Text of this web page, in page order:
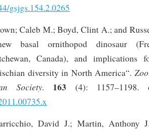
gsjgs.154.2.0265
Caleb M.; Boyd, Clint A.; and
basal ornithopod dinosaur
Canada), and implications
diversity in North America“.
Society. 163 (4):
David J.; Martin, Anthony